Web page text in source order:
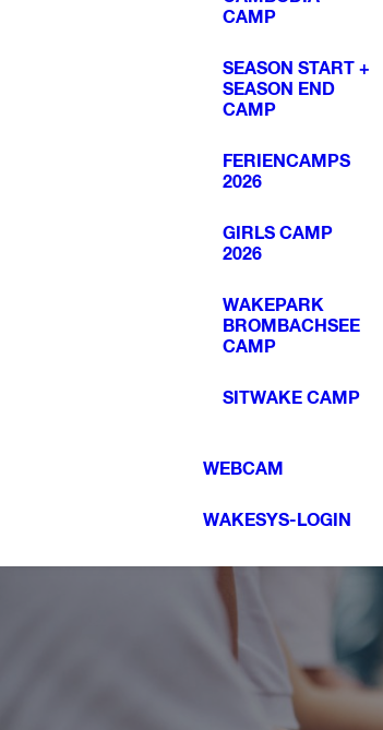
CAMP
SEASON START +
SEASON END
CAMP
FERIENCAMPS
2026
GIRLS CAMP
2026
WAKEPARK
BROMBACHSEE
CAMP
SITWAKE CAMP
WEBCAM
WAKESYS-LOGIN